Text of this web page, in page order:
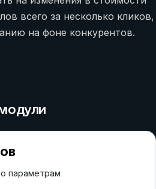
всего за несколько кликов,
на фоне конкурентов.
параметрам